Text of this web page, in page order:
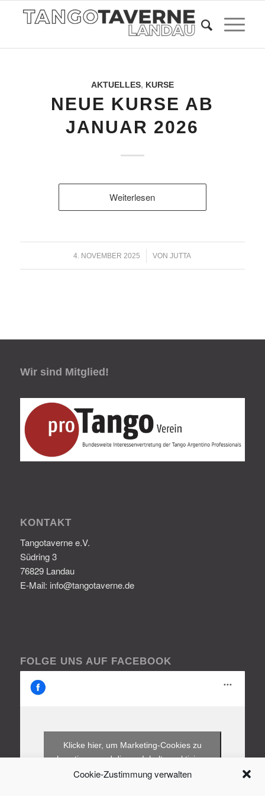
Cookie-Zustimmung verwalten
AKTUELLES, KURSE
NEUE KURSE AB
JANUAR 2026
Weiterlesen
4. NOVEMBER 2025
/ VONJUTTA
Wir sind Mitglied!
KONTAKT
Tangotaverne e.V.
Südring 3
76829 Landau
E-Mail: info@tangotaverne.de
FOLGE UNS AUF FACEBOOK
Klicke hier, um Marketing-Cookies zu
akzeptieren und diesen Inhalt zu aktivieren